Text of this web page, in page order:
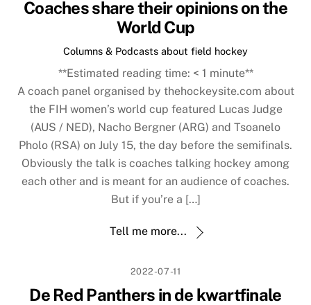
Coaches share their opinions on the
World Cup
Columns & Podcasts about field hockey
**Estimated reading time: < 1 minute**
A coach panel organised by thehockeysite.com about
the FIH women’s world cup featured Lucas Judge
(AUS / NED), Nacho Bergner (ARG) and Tsoanelo
Pholo (RSA) on July 15, the day before the semifinals.
Obviously the talk is coaches talking hockey among
each other and is meant for an audience of coaches.
But if you’re a […]
Tell me more...
2022-07-11
De Red Panthers in de kwartfinale